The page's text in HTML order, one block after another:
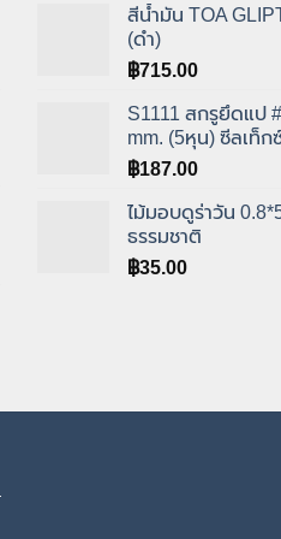
สีน้ำมัน TOA
(ดำ)
฿715.00
S1111 สกรูยึดแป
mm. (5หุน) ซีลเท็ก
฿187.00
ไม้มอบดูร่าวัน
ธรรมชาติ
฿35.00